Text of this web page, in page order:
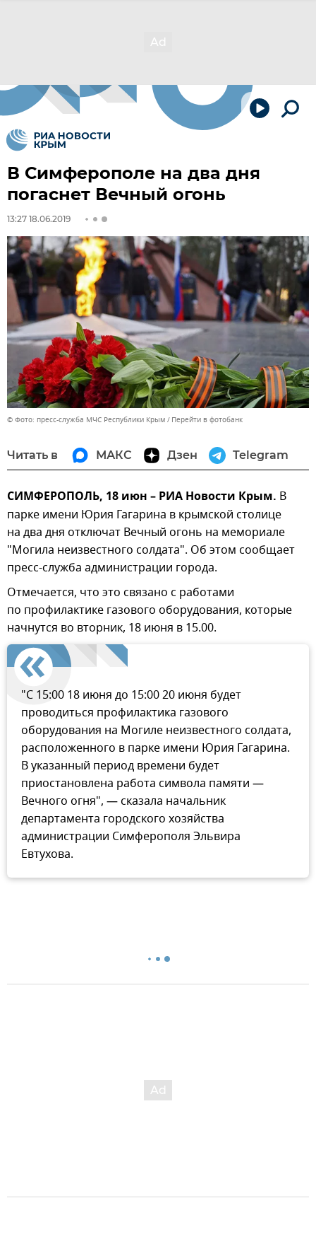
В Симферополе на два дня
погаснет Вечный огонь
13:27 18.06.2019
© Фото: пресс-служба МЧС Республики Крым Перейти в фотобанк
Читать в МАКС Дзен Telegram
СИМФЕРОПОЛЬ, 18 июн – РИА Новости Крым. В
парке имени Юрия Гагарина в крымской столице
на два дня отключат Вечный огонь на мемориале
"Могила неизвестного солдата". Об этом сообщает
пресс-служба администрации города.
Отмечается, что это связано с работами
по профилактике газового оборудования, которые
начнутся во вторник, 18 июня в 15.00.
"С 15:00 18 июня до 15:00 20 июня будет
проводиться профилактика газового
оборудования на Могиле неизвестного солдата,
расположенного в парке имени Юрия Гагарина.
В указанный период времени будет
приостановлена работа символа памяти —
Вечного огня", — сказала начальник
департамента городского хозяйства
администрации Симферополя Эльвира
Евтухова.